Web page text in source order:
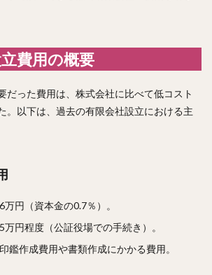
費用の概要
だった費用は、株式会社に比べて低コスト
。以下は、過去の有限会社設立における主
万円（資本金の0.7％）。
5万円程度（公証役場での手続き）。
鑑作成費用や書類作成にかかる費用。